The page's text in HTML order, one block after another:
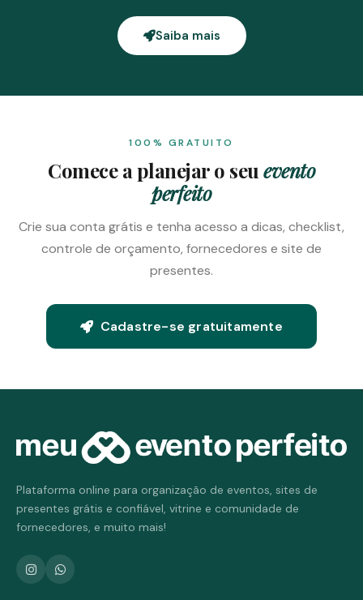
Saiba mais
100% GRATUITO
Comece a planejar o seu evento
perfeito
Crie sua conta grátis e tenha acesso a dicas, checklist,
controle de orçamento, fornecedores e site de
presentes.
Cadastre-se gratuitamente
Plataforma online para organização de eventos, sites de
presentes grátis e confiável, vitrine e comunidade de
fornecedores, e muito mais!